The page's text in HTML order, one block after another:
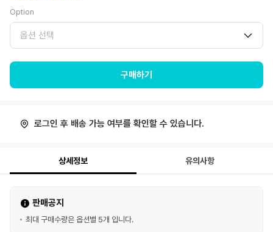
Option
옵션 선택
구매하기
로그인 후 배송 가능 여부를 확인할 수 있습니다.
상세정보 유의사항
판매공지
최대 구매수량은 옵션별 5개 입니다.